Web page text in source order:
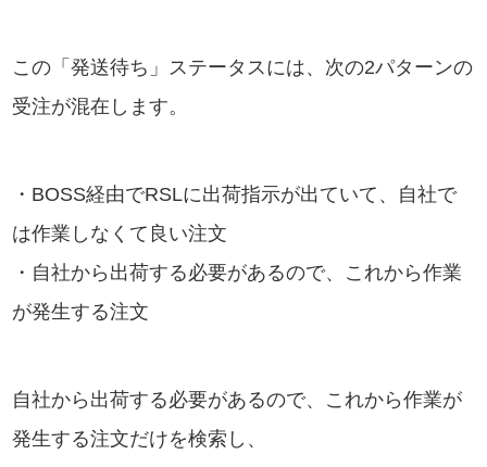
この「発送待ち」ステータスには、次の2パターンの
受注が混在します。
・BOSS経由でRSLに出荷指示が出ていて、自社で
は作業しなくて良い注文
・自社から出荷する必要があるので、これから作業
が発生する注文
自社から出荷する必要があるので、これから作業が
発生する注文だけを検索し、